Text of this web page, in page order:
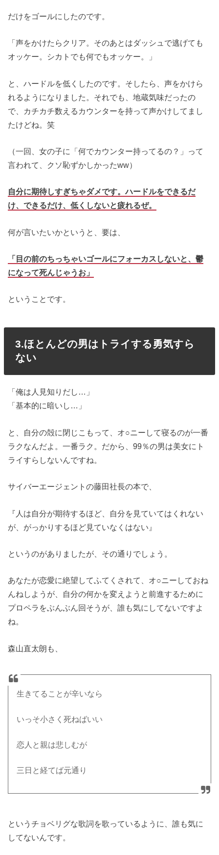
だけをゴールにしたのです。
「声をかけたらクリア。そのあとはダッシュで逃げても
オッケー。シカトでも何でもオッケー。」
と、ハードルを低くしたのです。そしたら、声をかけら
れるようになりました。それでも、地蔵気味だったの
で、カチカチ数えるカウンターを持って声かけしてまし
たけどね。笑
（一回、女の子に「何でカウンター持ってるの？」って
言われて、クソ恥ずかしかったww）
自分に期待しすぎちゃダメです。ハードルをできるだ
け、できるだけ、低くしないと疲れるぜ。
何が言いたいかというと、要は、
「目の前のちっちゃいゴールにフォーカスしないと、鬱
になって死んじゃうお」
ということです。
3.ほとんどの男はトライする勇気すら
ない
「俺は人見知りだし…」
「基本的に暗いし…」
と、自分の殻に閉じこもって、オ○ニーして寝るのが一番
ラクなんだよ。一番ラク。だから、99％の男は美女にト
ライすらしないんですね。
サイバーエージェントの藤田社長の本で、
『人は自分が期待するほど、自分を見ていてはくれない
が、がっかりするほど見ていなくはない』
というのがありましたが、その通りでしょう。
あなたが恋愛に絶望してふてくされて、オ○ニーしておね
んねしようが、自分の何かを変えようと前進するために
プロペラをぶんぶん回そうが、誰も気にしてないですよ
ね。
森山直太朗も、
生きてることが辛いなら
いっそ小さく死ねばいい
恋人と親は悲しむが
三日と経てば元通り
というチョベリグな歌詞を歌っているように、誰も気に
してないんです。